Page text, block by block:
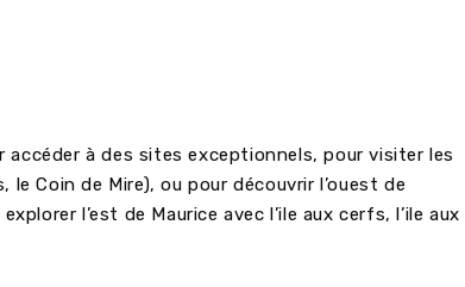
accéder à des sites exceptionnels, pour visiter les
le Coin de Mire), ou pour découvrir l’ouest de
l’est de Maurice avec l’ile aux cerfs, l’ile aux